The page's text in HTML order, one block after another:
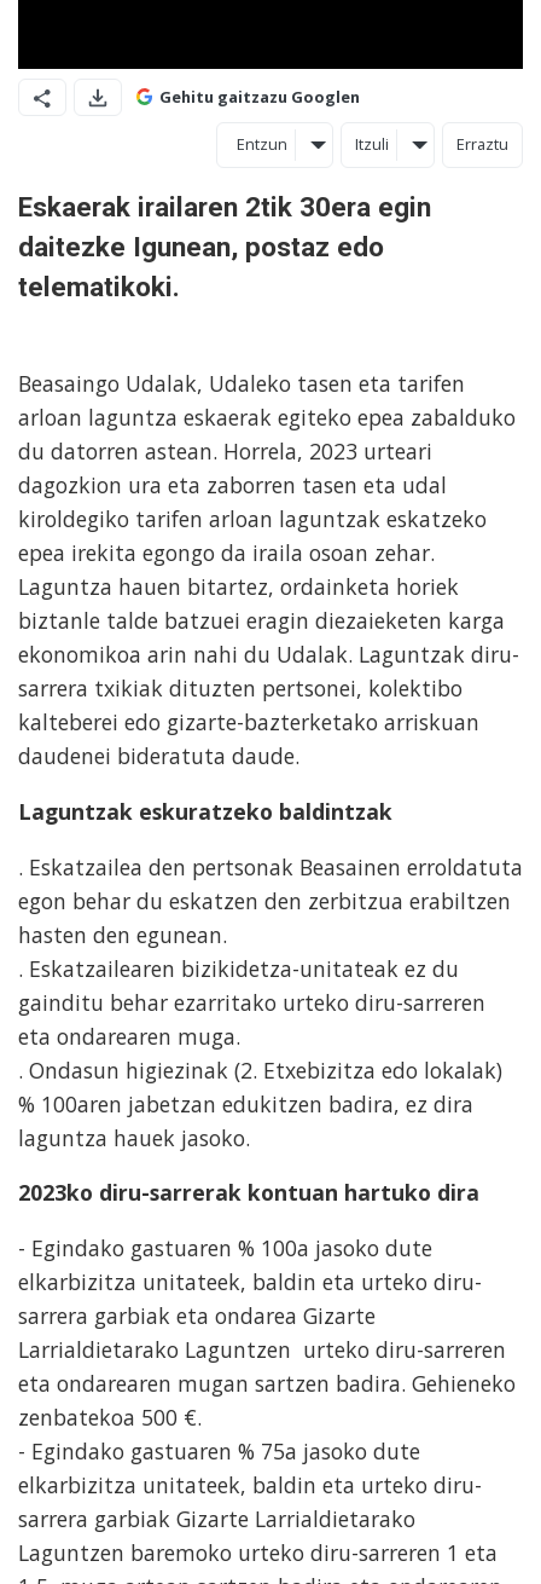
Gehitu gaitzazu Googlen
Entzun Itzuli Erraztu
Eskaerak irailaren 2tik 30era egin
daitezke Igunean, postaz edo
telematikoki.
Beasaingo Udalak, Udaleko tasen eta tarifen
arloan laguntza eskaerak egiteko epea zabalduko
du datorren astean. Horrela, 2023 urteari
dagozkion ura eta zaborren tasen eta udal
kiroldegiko tarifen arloan laguntzak eskatzeko
epea irekita egongo da iraila osoan zehar.
Laguntza hauen bitartez, ordainketa horiek
biztanle talde batzuei eragin diezaieketen karga
ekonomikoa arin nahi du Udalak. Laguntzak diru-
sarrera txikiak dituzten pertsonei, kolektibo
kalteberei edo gizarte-bazterketako arriskuan
daudenei bideratuta daude.
Laguntzak eskuratzeko baldintzak
. Eskatzailea den pertsonak Beasainen erroldatuta
egon behar du eskatzen den zerbitzua erabiltzen
hasten den egunean.
. Eskatzailearen bizikidetza-unitateak ez du
gainditu behar ezarritako urteko diru-sarreren
eta ondarearen muga.
. Ondasun higiezinak (2. Etxebizitza edo lokalak)
% 100aren jabetzan edukitzen badira, ez dira
laguntza hauek jasoko.
2023ko diru-sarrerak kontuan hartuko dira
- Egindako gastuaren % 100a jasoko dute
elkarbizitza unitateek, baldin eta urteko diru-
sarrera garbiak eta ondarea Gizarte
Larrialdietarako Laguntzen urteko diru-sarreren
eta ondarearen mugan sartzen badira. Gehieneko
zenbatekoa 500 €.
- Egindako gastuaren % 75a jasoko dute
elkarbizitza unitateek, baldin eta urteko diru-
sarrera garbiak Gizarte Larrialdietarako
Laguntzen baremoko urteko diru-sarreren 1 eta